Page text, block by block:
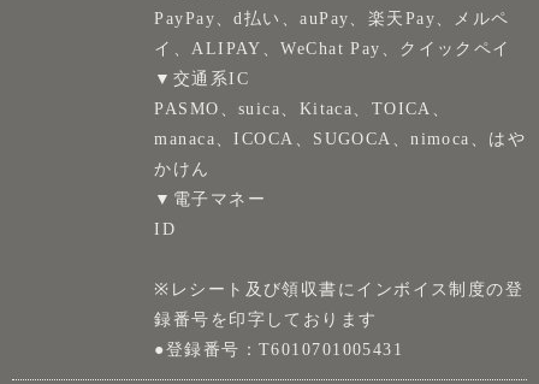
PayPay、d払い、auPay、楽天Pay、メルペ
イ、ALIPAY、WeChat Pay、クイックペイ
▼交通系IC
PASMO、suica、Kitaca、TOICA、
manaca、ICOCA、SUGOCA、nimoca、はや
かけん
▼電子マネー
ID
※レシート及び領収書にインボイス制度の登
録番号を印字しております
●登録番号：T6010701005431